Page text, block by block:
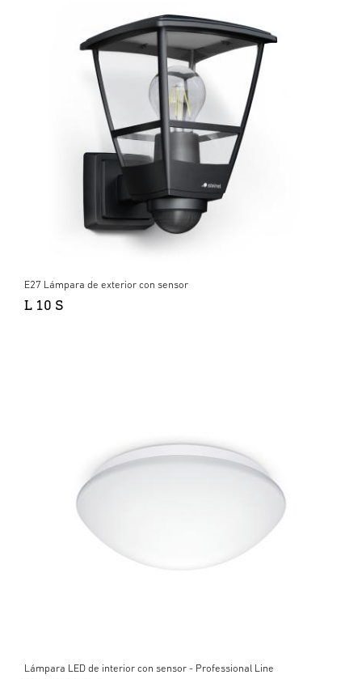
E27 Lámpara de exterior con sensor
L 10 S
Lámpara LED de interior con sensor - Professional Line